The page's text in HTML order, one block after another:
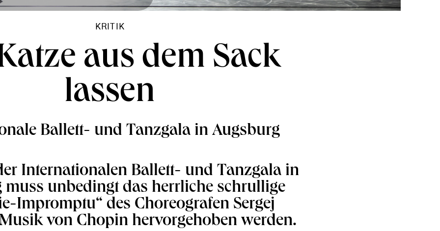
KRITIK
aus dem Sack
lassen
Ballett- und Tanzgala in Augsburg
Internationalen Ballett- und Tanzgala in
muss unbedingt das herrliche schrullige
Impromptu“ des Choreografen Sergej
von Chopin hervorgehoben werden.